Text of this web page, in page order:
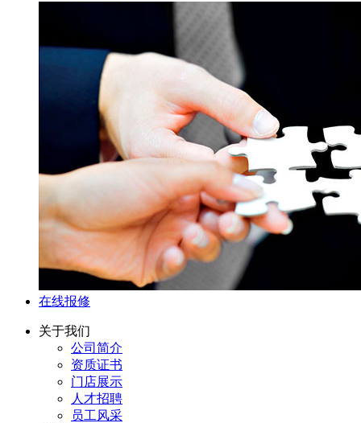
在线报修
关于我们
公司简介
资质证书
门店展示
人才招聘
员工风采